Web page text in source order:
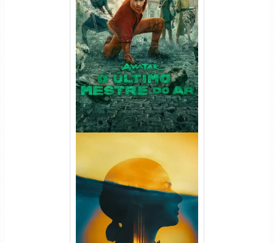
Avatar: O Último Mestre do
Ar 2ª Temporada Torrent
(2026) WEB-DL 1080p Dual
Áudio
Silo 2ª Temporada (2024)
WEB-DL 1080p Dual Áudio